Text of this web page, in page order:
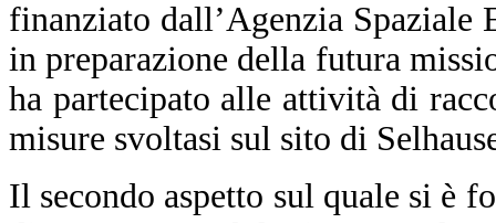
finanziato dall’Agenzia Spaziale
in preparazione della futura
ha partecipato alle attività di
misure svoltasi sul sito di
Il secondo aspetto sul quale si è